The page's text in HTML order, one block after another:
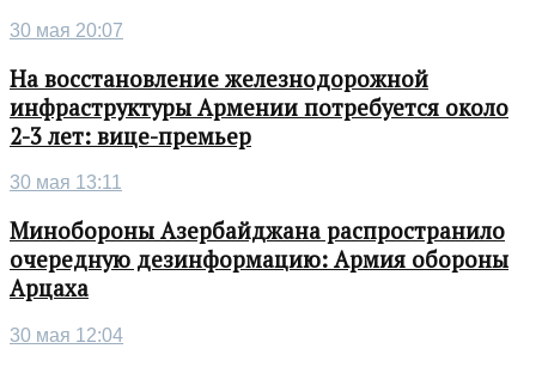
30 мая 20:07
На восстановление железнодорожной
инфраструктуры Армении потребуется около
2-3 лет: вице-премьер
30 мая 13:11
Минобороны Азербайджана распространило
очередную дезинформацию: Армия обороны
Арцаха
30 мая 12:04